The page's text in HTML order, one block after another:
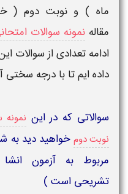
ماه ) و نوبت دوم (
مقاله نمونه سوالات
ادامه تعدادی از سوالات
داده ایم تا با درجه سختی
سوالاتی که در این
نوبت دوم خواهید دید به
مربوط به آزمون
تشریحی است )